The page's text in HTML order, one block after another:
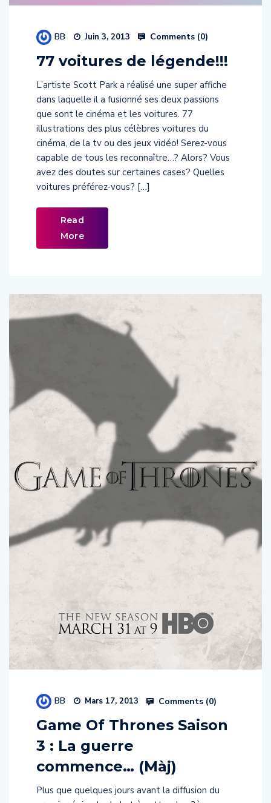
BB Juin 3, 2013 Comments (0)
77 voitures de légende!!!
L’artiste Scott Park a réalisé une super affiche
dans laquelle il a fusionné ses deux passions
que sont le cinéma et les voitures. 77
illustrations des plus célèbres voitures du
cinéma, de la tv ou des jeux vidéo! Serez-vous
capable de tous les reconnaître…? Alors? Vous
avez des doutes sur certaines cases? Quelles
voitures préférez-vous? […]
Read
More
BB Mars 17, 2013 Comments (0)
Game Of Thrones Saison
3 : La guerre
commence… (Màj)
Plus que quelques jours avant la diffusion du